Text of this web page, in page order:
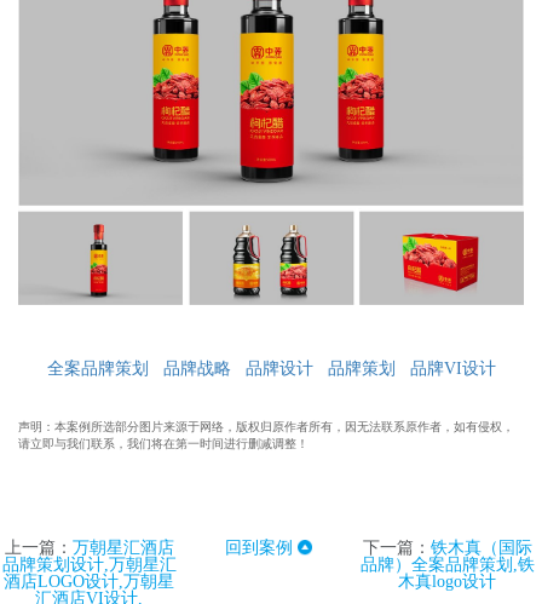
全案品牌策划 品牌战略 品牌设计 品牌策划 品牌VI设计
声明：本案例所选部分图片来源于网络，版权归原作者所有，因无法联系原作者，如有侵权，
请立即与我们联系，我们将在第一时间进行删减调整！
上一篇： 万朝星汇酒店
品牌策划设计,万朝星汇
酒店LOGO设计,万朝星
汇酒店VI设计,
回到案例 下一篇： 铁木真（国际
品牌）全案品牌策划,铁
木真logo设计